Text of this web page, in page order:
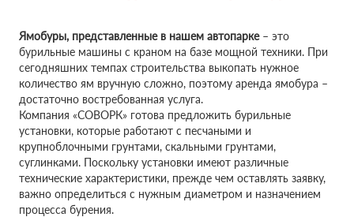
Ямобуры, представленные в нашем автопарке– это
бурильные машины с краном на базе мощной техники. При
сегодняшних темпах строительства выкопать нужное
количество ям вручную сложно, поэтому аренда ямобура –
достаточно востребованная услуга.
Компания «СОВОРК» готова предложить бурильные
установки, которые работают с песчаными и
крупноблочными грунтами, скальными грунтами,
суглинками. Поскольку установки имеют различные
технические характеристики, прежде чем оставлять заявку,
важно определиться с нужным диаметром и назначением
процесса бурения.